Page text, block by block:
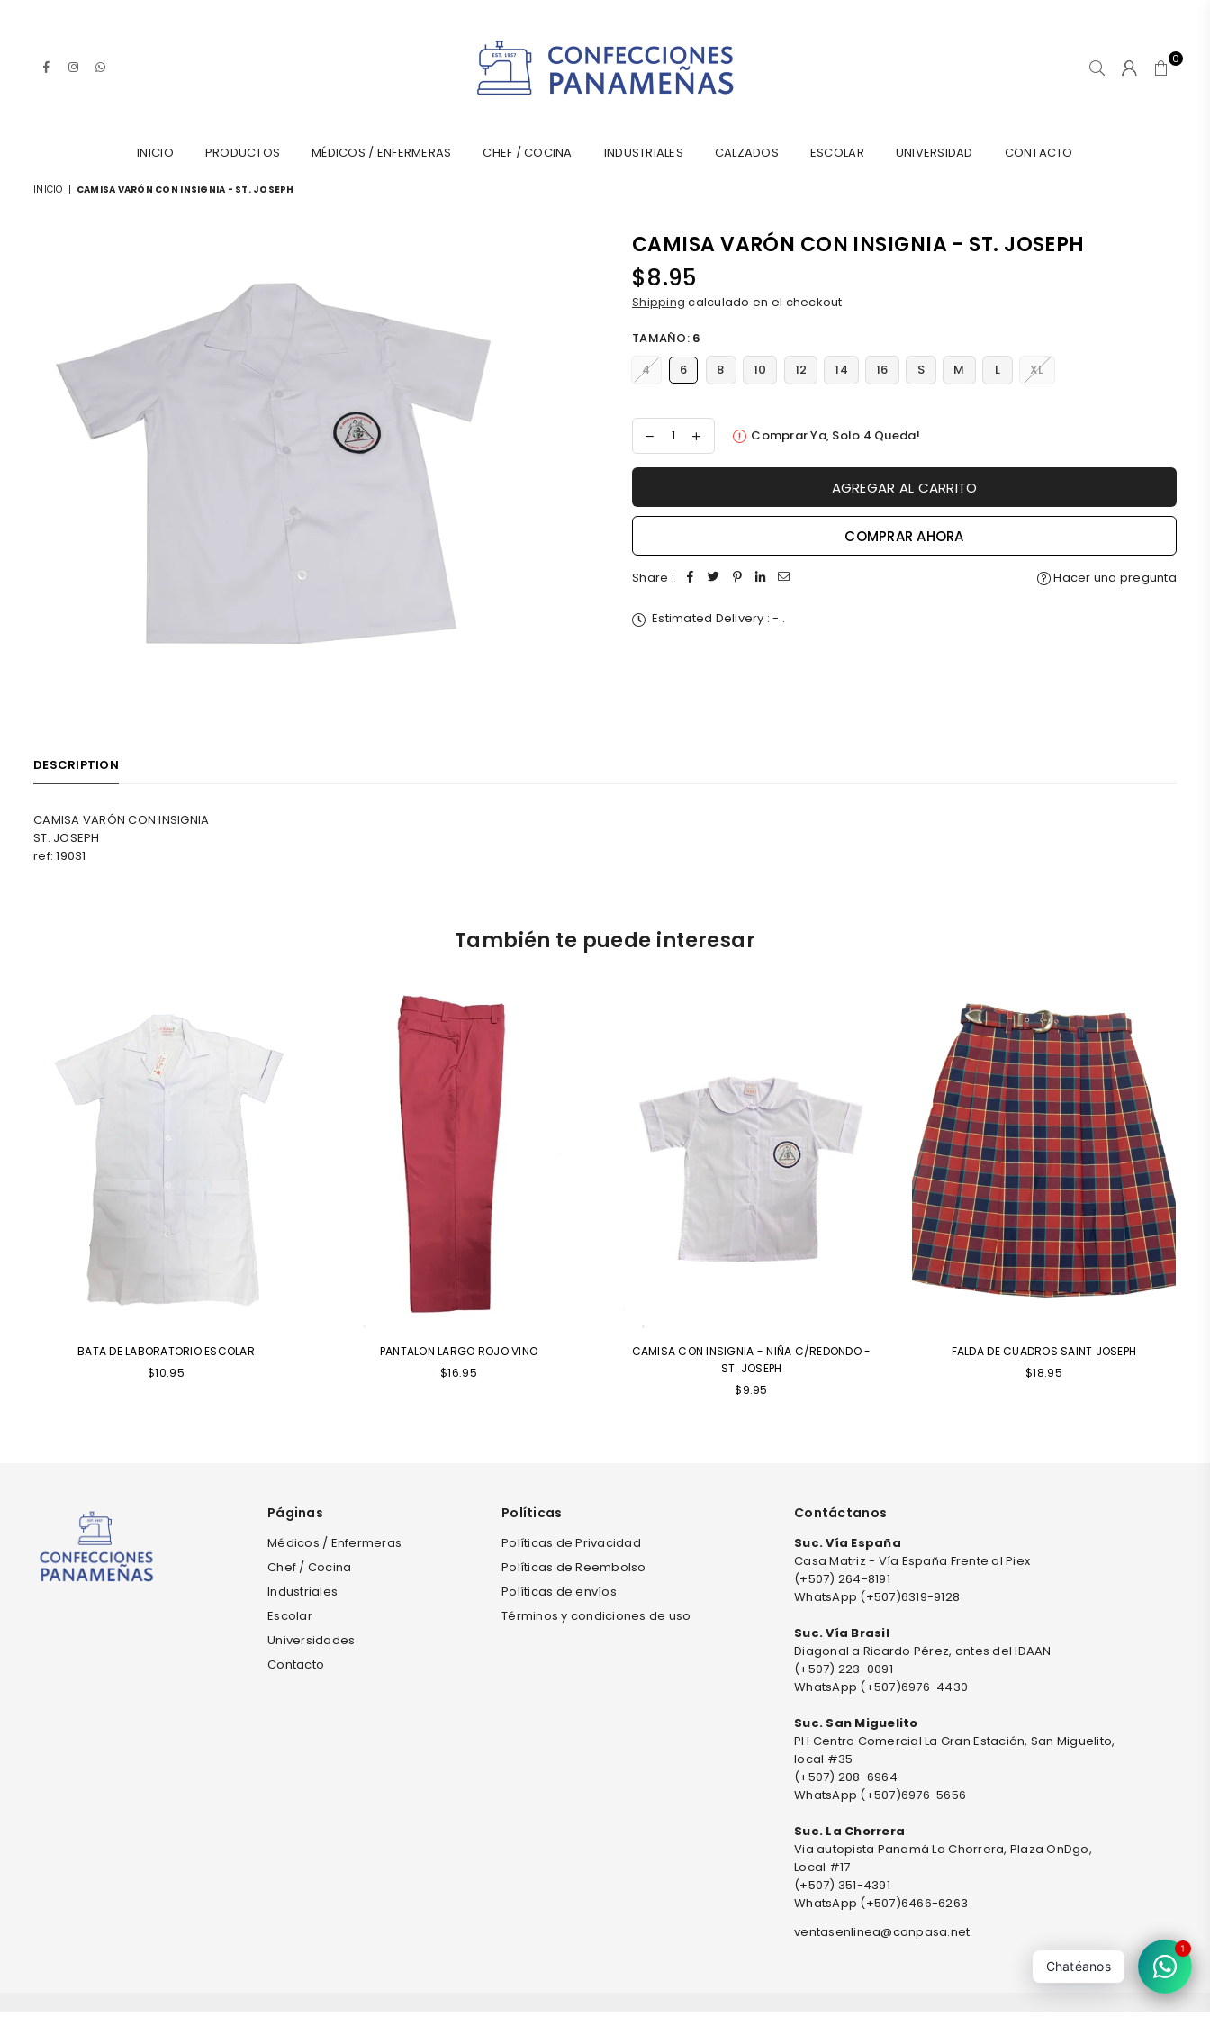
FacebookInstagram 0
INICIO PRODUCTOS MÉDICOS / ENFERMERAS CHEF / COCINA INDUSTRIALES CALZADOS ESCOLAR UNIVERSIDAD CONTACTO
INICIO | CAMISA VARÓN CON INSIGNIA - ST. JOSEPH
CAMISA VARÓN CON INSIGNIA - ST. JOSEPH
Precio
habitual
$8.95
Shipping calculado en el checkout
TAMAÑO: 6
4
6 8 10 12 14 16 S M L XL
Comprar Ya, Solo 4 Queda!
AGREGAR AL CARRITO
COMPRAR AHORA
Share : Hacer una pregunta
Estimated Delivery :- .
DESCRIPTION
CAMISA VARÓN CON INSIGNIA
ST. JOSEPH
ref: 19031
También te puede interesar
BATA DE LABORATORIO ESCOLAR
$10.95
PANTALON LARGO ROJO VINO
$16.95
CAMISA CON INSIGNIA - NIÑA C/REDONDO -
ST. JOSEPH
$9.95
FALDA DE CUADROS SAINT JOSEPH
Precio
$18.95
Páginas
Médicos / Enfermeras
Chef / Cocina
Industriales
Escolar
Universidades
Contacto
Políticas
Políticas de Privacidad
Políticas de Reembolso
Políticas de envíos
Términos y condiciones de uso
Contáctanos
Suc. Vía España
Casa Matriz - Vía España Frente al Piex
(+507) 264-8191
WhatsApp (+507)6319-9128
Suc. Vía Brasil
Diagonal a Ricardo Pérez, antes del IDAAN
(+507) 223-0091
WhatsApp (+507)6976-4430
Suc. San Miguelito
PH Centro Comercial La Gran Estación, San Miguelito,
local #35
(+507) 208-6964
WhatsApp (+507)6976-5656
Suc. La Chorrera
Via autopista Panamá La Chorrera, Plaza OnDgo,
Local #17
(+507) 351-4391
WhatsApp (+507)6466-6263
ventasenlinea@conpasa.net
Chatéanos
1